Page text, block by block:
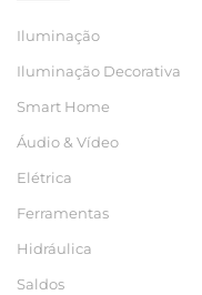
Iluminação
Iluminação Decorativa
Smart Home
Áudio & Vídeo
Elétrica
Ferramentas
Hidráulica
Saldos